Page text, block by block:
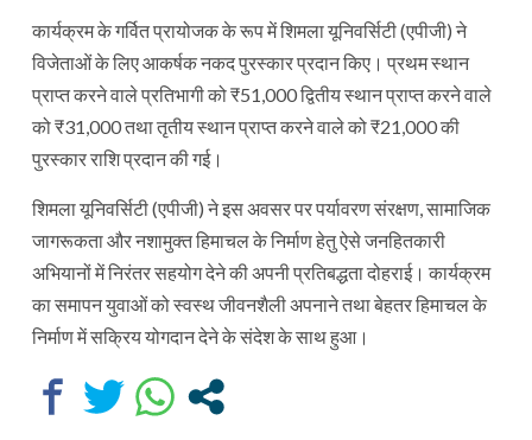
कार्यक्रम के गर्वित प्रायोजक के रूप में शिमला यूनिवर्सिटी (एपीजी) ने
विजेताओं के लिए आकर्षक नकद पुरस्कार प्रदान किए। प्रथम स्थान
प्राप्त करने वाले प्रतिभागी को ₹51,000 द्वितीय स्थान प्राप्त करने वाले
को ₹31,000 तथा तृतीय स्थान प्राप्त करने वाले को ₹21,000 की
पुरस्कार राशि प्रदान की गई।
शिमला यूनिवर्सिटी (एपीजी) ने इस अवसर पर पर्यावरण संरक्षण, सामाजिक
जागरूकता और नशामुक्त हिमाचल के निर्माण हेतु ऐसे जनहितकारी
अभियानों में निरंतर सहयोग देने की अपनी प्रतिबद्धता दोहराई। कार्यक्रम
का समापन युवाओं को स्वस्थ जीवनशैली अपनाने तथा बेहतर हिमाचल के
निर्माण में सक्रिय योगदान देने के संदेश के साथ हुआ।